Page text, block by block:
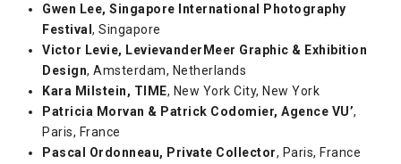
Gwen Lee, Singapore International Photography
Festival, Singapore
Victor Levie, LevievanderMeer Graphic & Exhibition
Design, Amsterdam, Netherlands
Kara Milstein, TIME, New York City, New York
Patricia Morvan & Patrick Codomier, Agence VU’,
Paris, France
Pascal Ordonneau, Private Collector, Paris, France